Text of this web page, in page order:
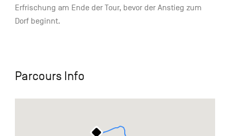
Erfrischung am Ende der Tour, bevor der Anstieg zum
Dorf beginnt.
Parcours Info